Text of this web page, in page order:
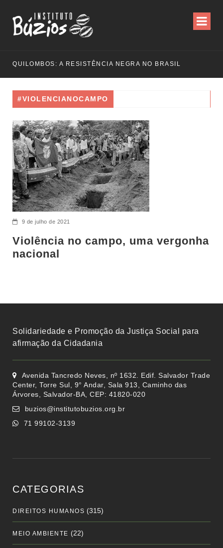
QUILOMBOS: A RESISTÊNCIA NEGRA NO BRASIL
#VIOLENCIANOCAMPO
9 de julho de 2021
Violência no campo, uma vergonha
nacional
Solidariedade e Promoção da Justiça Social para
afirmação da Cidadania
Avenida Tancredo Neves, nº 1632. Edif. Salvador Trade
Center, Torre Sul, 9° Andar, Sala 913, Caminho das
Árvores, Salvador-BA, CEP: 41820-020
buzios@institutobuzios.org.br
71 99102-3139
CATEGORIAS
DIREITOS HUMANOS (315)
MEIO AMBIENTE (22)